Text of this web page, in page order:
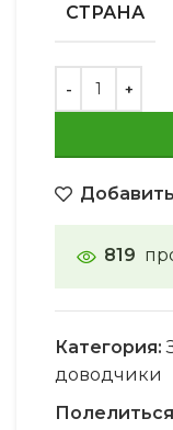
СТРАНА
819
Категория:
доводчики